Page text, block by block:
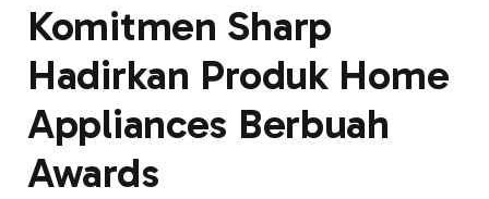
Komitmen Sharp
Hadirkan Produk Home
Appliances Berbuah
Awards